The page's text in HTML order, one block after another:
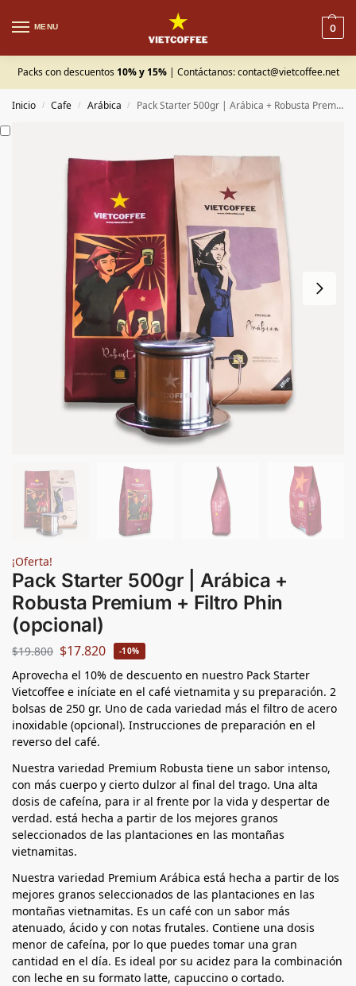
MENU 0
Packs con descuentos 10% y 15% | Contáctanos:contact@vietcoffee.net
Inicio / Cafe / Arábica / Pack Starter 500gr | Arábica + Robusta Premium + Filtro Phin (opcional)
¡Oferta!
Pack Starter 500gr | Arábica +
Robusta Premium + Filtro Phin
(opcional)
$19.800 $17.820 -10%
Aprovecha el 10% de descuento en nuestro Pack Starter
Vietcoffee e iníciate en el café vietnamita y su preparación. 2
bolsas de 250 gr. Uno de cada variedad más el filtro de acero
inoxidable (opcional). Instrucciones de preparación en el
reverso del café.
Nuestra variedad Premium Robusta tiene un sabor intenso,
con más cuerpo y cierto dulzor al final del trago. Una alta
dosis de cafeína, para ir al frente por la vida y despertar de
verdad. está hecha a partir de los mejores granos
seleccionados de las plantaciones en las montañas
vietnamitas.
Nuestra variedad Premium Arábica está hecha a partir de los
mejores granos seleccionados de las plantaciones en las
montañas vietnamitas. Es un café con un sabor más
atenuado, ácido y con notas frutales. Contiene una dosis
menor de cafeína, por lo que puedes tomar una gran
cantidad en el día. Es ideal por su acidez para la combinación
con leche en su formato latte, capuccino o cortado.